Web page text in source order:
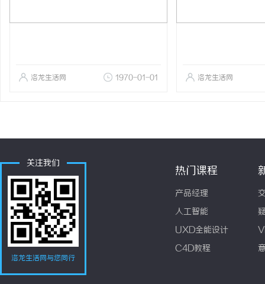
洛龙生活网 1970-01-01 洛龙生活网
关注我们
洛龙生活网与您同行
热门课程
产品经理
人工智能
UXD全能设计
C4D教程